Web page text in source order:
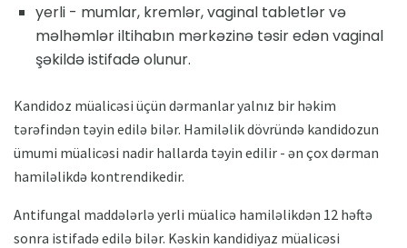
yerli - mumlar, kremlər, vaginal tabletlər və
məlhəmlər iltihabın mərkəzinə təsir edən vaginal
şəkildə istifadə olunur.
Kandidoz müalicəsi üçün dərmanlar yalnız bir həkim
tərəfindən təyin edilə bilər. Hamiləlik dövründə kandidozun
ümumi müalicəsi nadir hallarda təyin edilir - ən çox dərman
hamiləlikdə kontrendikedir.
Antifungal maddələrlə yerli müalicə hamiləlikdən 12 həftə
sonra istifadə edilə bilər. Kəskin kandidiyaz müalicəsi